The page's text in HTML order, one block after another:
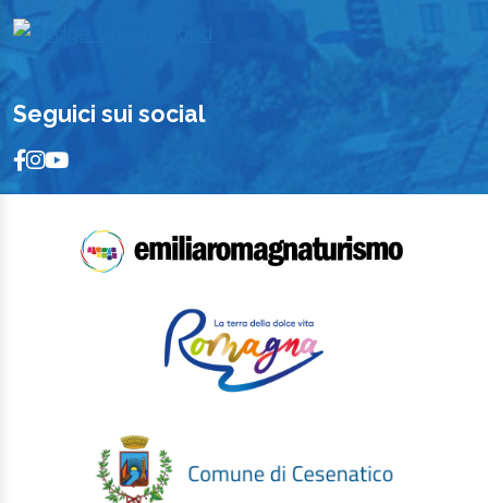
Seguici sui social